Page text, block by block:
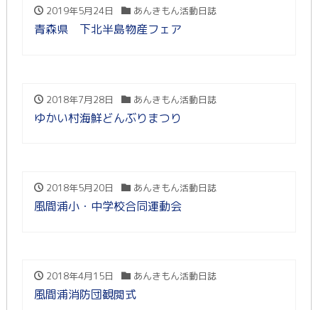
2019年5月24日 あんきもん活動日誌
青森県 下北半島物産フェア
2018年7月28日 あんきもん活動日誌
ゆかい村海鮮どんぶりまつり
2018年5月20日 あんきもん活動日誌
風間浦小・中学校合同運動会
2018年4月15日 あんきもん活動日誌
風間浦消防団観閲式